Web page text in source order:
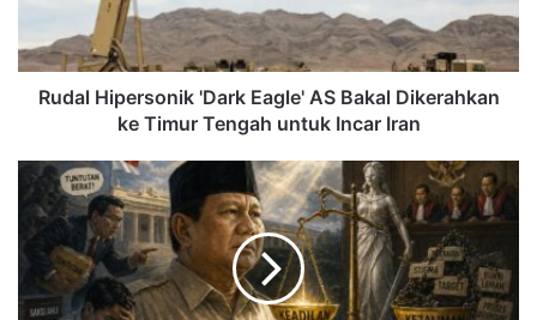
Rudal Hipersonik 'Dark Eagle' AS Bakal Dikerahkan
ke Timur Tengah untuk Incar Iran